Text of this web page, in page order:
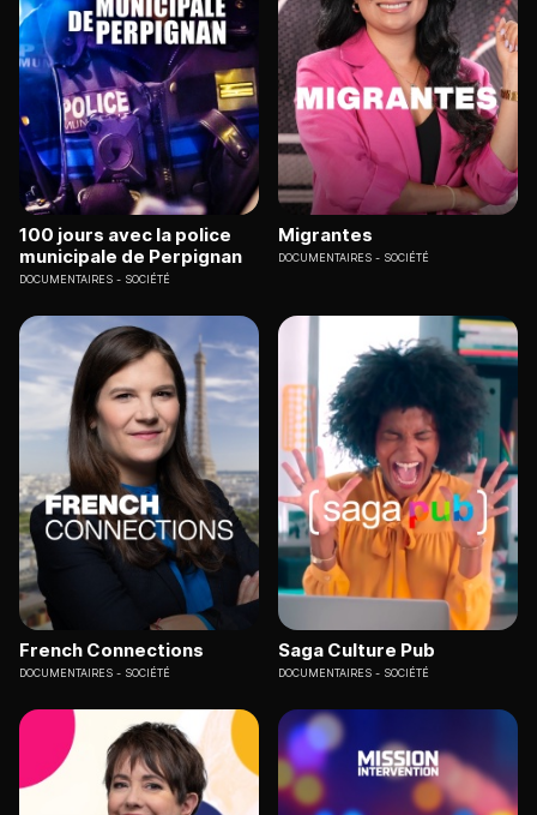
100 jours avec la police
municipale de Perpignan
DOCUMENTAIRES SOCIÉTÉ
Migrantes
DOCUMENTAIRES SOCIÉTÉ
French Connections
DOCUMENTAIRES SOCIÉTÉ
Saga Culture Pub
DOCUMENTAIRES SOCIÉTÉ